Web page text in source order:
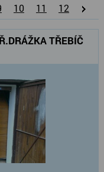
10 11 12
TŘEBÍČ